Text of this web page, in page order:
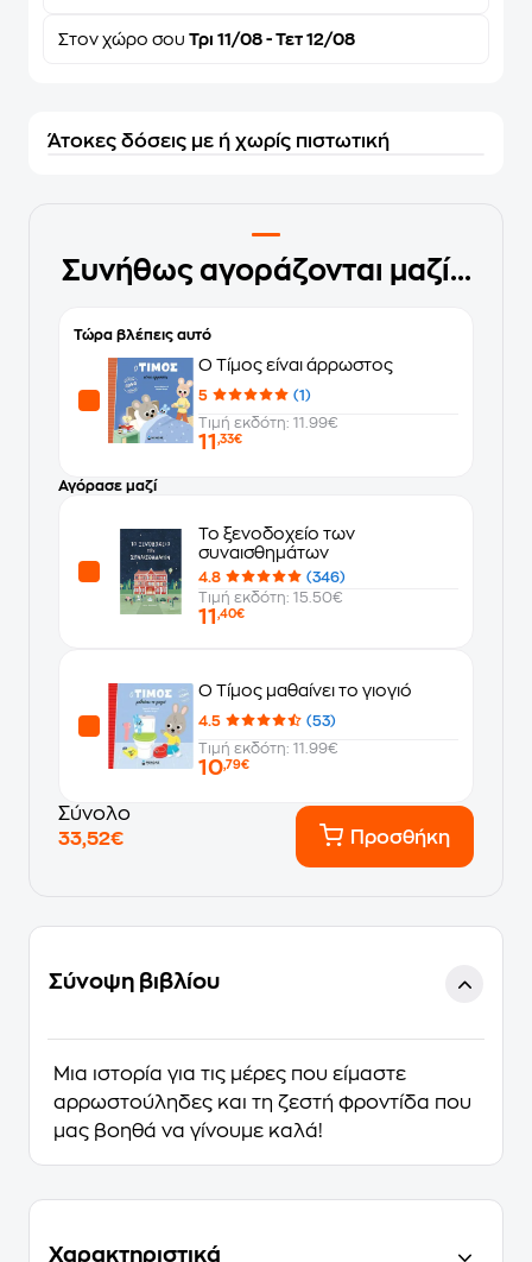
Στον χώρο σου Τρι 11/08 - Τετ 12/08
Άτοκες δόσεις με ή χωρίς πιστωτική
Συνήθως αγοράζονται μαζί...
Τώρα βλέπεις αυτό
Ο Τίμος είναι άρρωστος
5
(1)
Τιμή εκδότη: 11.99€
11 ,33€
Αγόρασε μαζί
Το ξενοδοχείο των
συναισθημάτων
4.8
(346)
Τιμή εκδότη: 15.50€
11 ,40€
Ο Τίμος μαθαίνει το γιογιό
4.5
(53)
Τιμή εκδότη: 11.99€
10,79€
Σύνολο
33,52€
Προσθήκη
Σύνοψη βιβλίου
Μια ιστορία για τις μέρες που είμαστε
αρρωστούληδες και τη ζεστή φροντίδα που
μας βοηθά να γίνουμε καλά!
Χαρακτηριστικά